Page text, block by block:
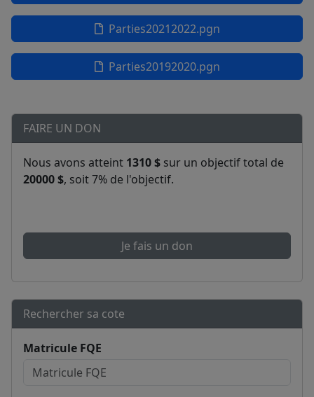
Parties20212022.pgn
Parties20192020.pgn
FAIRE UN DON
Nous avons atteint 1310 $ sur un objectif total de
20000 $, soit 7% de l'objectif.
Je fais un don
Rechercher sa cote
Matricule FQE